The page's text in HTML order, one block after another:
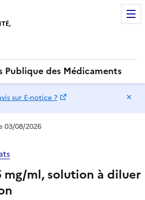
Publique des Médicaments
sur E-notice ?
03/08/2026
mg/ml, solution à diluer